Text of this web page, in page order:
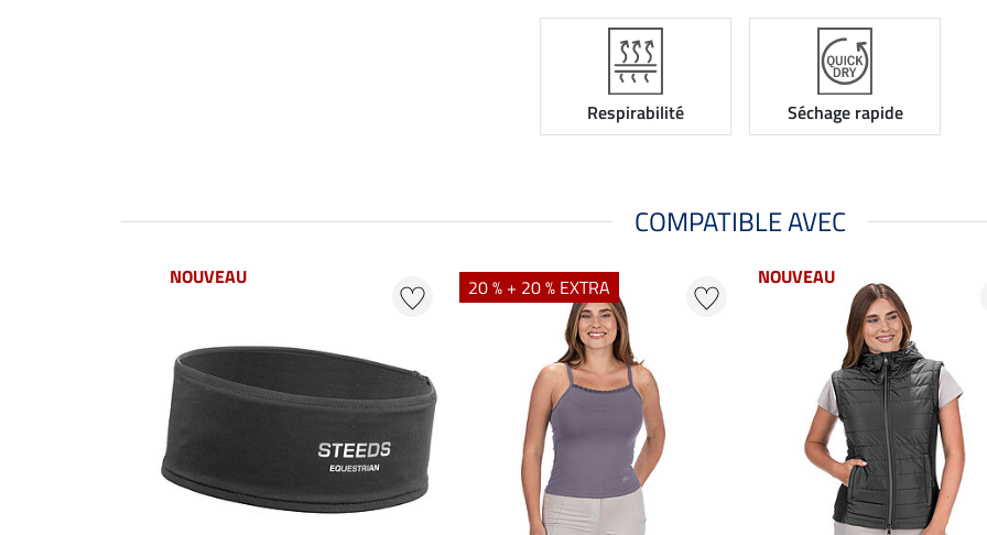
Respirabilité Séchage rapide
COMPATIBLE AVEC
NOUVEAU 20 % + 20 % EXTRA NOUVEAU